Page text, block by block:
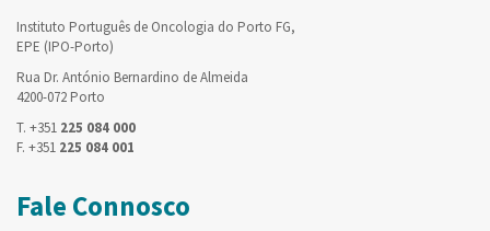
Instituto Português de Oncologia do Porto FG,
EPE (IPO-Porto)
Rua Dr. António Bernardino de Almeida
4200-072 Porto
T. +351 225 084 000
F. +351 225 084 001
Fale Connosco